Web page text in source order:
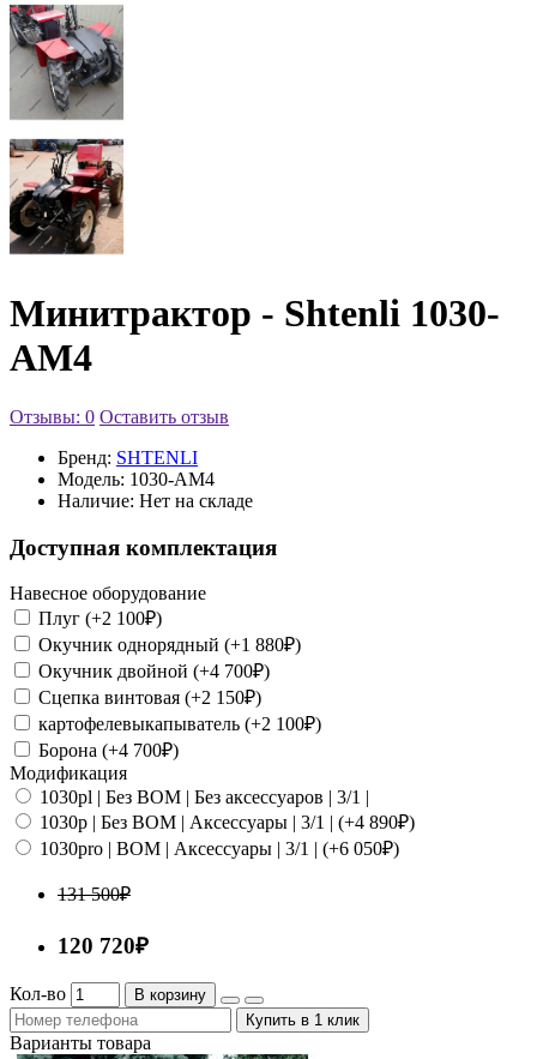
Минитрактор - Shtenli 1030-
АМ4
Отзывы: 0 Оставить отзыв
Бренд: SHTENLI
Модель: 1030-АМ4
Наличие: Нет на складе
Доступная комплектация
Навесное оборудование
Плуг (+2 100₽)
Окучник однорядный (+1 880₽)
Окучник двойной (+4 700₽)
Сцепка винтовая (+2 150₽)
картофелевыкапыватель (+2 100₽)
Борона (+4 700₽)
Модификация
1030pl | Без ВОМ | Без аксессуаров | 3/1 |
1030p | Без ВОМ | Аксессуары | 3/1 | (+4 890₽)
1030pro | ВОМ | Аксессуары | 3/1 | (+6 050₽)
131 500₽
120 720₽
Кол-во
В корзину
Купить в 1 клик
Варианты товара